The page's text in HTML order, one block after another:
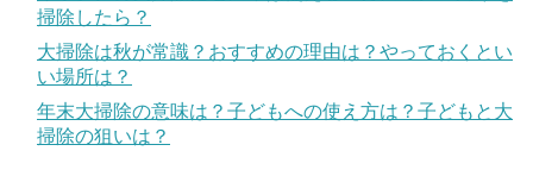
掃除したら？
大掃除は秋が常識？おすすめの理由は？やっておくとい
い場所は？
年末大掃除の意味は？子どもへの使え方は？子どもと大
掃除の狙いは？